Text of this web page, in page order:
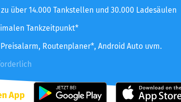
über 14.000 Tankstellen und 30.000 Ladesäulen
Tankzeitpunkt*
Routenplaner*, Android Auto uvm.
App